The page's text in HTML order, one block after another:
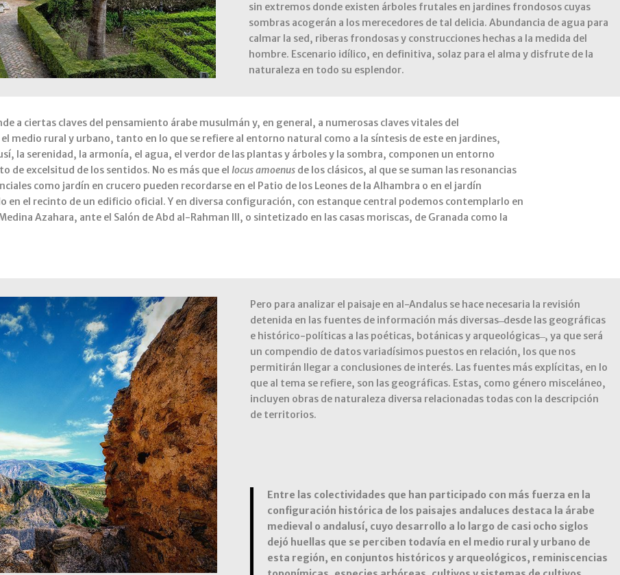
sin extremos donde existen árboles frutales en jardines frondosos cuyas
sombras acogerán a los merecedores de tal delicia. Abundancia de agua para
calmar la sed, riberas frondosas y construcciones hechas a la medida del
hombre. Escenario idílico, en definitiva, solaz para el alma y disfrute de la
naturaleza en todo su esplendor.
a ciertas claves del pensamiento árabe musulmán y, en general, a numerosas claves vitales del
medio rural y urbano, tanto en lo que se refiere al entorno natural como a la síntesis de este en jardines,
la serenidad, la armonía, el agua, el verdor de las plantas y árboles y la sombra, componen un entorno
excelsitud de los sentidos. No es más que el locusamoenus de los clásicos, al que se suman las resonancias
como jardín en crucero pueden recordarse en el Patio de los Leones de la Alhambra o en el jardín
en el recinto de un edificio oficial. Y en diversa configuración, con estanque central podemos contemplarlo en
Azahara, ante el Salón de Abd al-Rahman III, o sintetizado en las casas moriscas, de Granada como la
Pero para analizar el paisaje en al-Andalus se hace necesaria la revisión
detenida en las fuentes de información más diversas ̶̶ desde las geográficas
e histórico-políticas a las poéticas, botánicas y arqueológicas ̶ , ya que será
un compendio de datos variadísimos puestos en relación, los que nos
permitirán llegar a conclusiones de interés. Las fuentes más explícitas, en lo
que al tema se refiere, son las geográficas. Estas, como género misceláneo,
incluyen obras de naturaleza diversa relacionadas todas con la descripción
de territorios.
Entre las colectividades que han participado con más fuerza en la
configuración histórica de los paisajes andaluces destaca la árabe
medieval o andalusí, cuyo desarrollo a lo largo de casi ocho siglos
dejó huellas que se perciben todavía en el medio rural y urbano de
esta región, en conjuntos históricos y arqueológicos, reminiscencias